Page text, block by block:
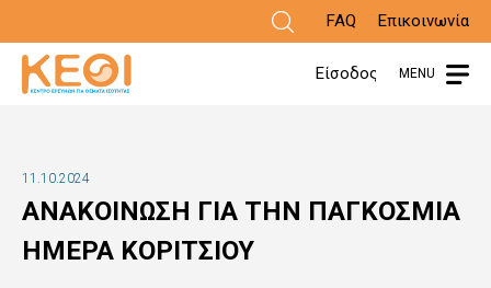
προς
το
περιεχόμενο
FAQ Επικοινωνία
Είσοδος MENU
11.10.2024
ΑΝΑΚΟΙΝΩΣΗ ΓΙΑ ΤΗΝ ΠΑΓΚΟΣΜΙΑ
ΗΜΕΡΑ ΚΟΡΙΤΣΙΟΥ